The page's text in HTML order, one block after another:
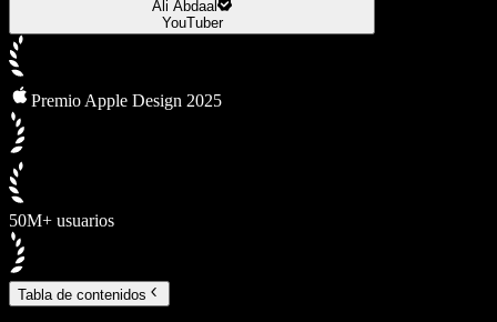
Ali Abdaal
YouTuber
Premio Apple Design 2025
50M+ usuarios
Tabla de contenidos